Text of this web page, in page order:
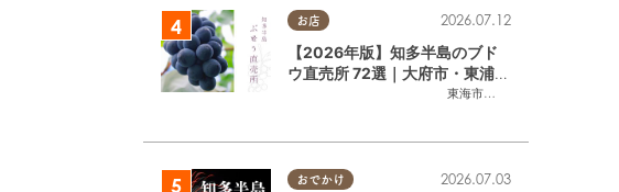
お店
東海市
,大府市
2026.07.12
【2026年版】知多半島のブド
ウ直売所 72選｜大府市・東浦町
ほかエリア別に一挙紹介
おでかけ 2026.07.03